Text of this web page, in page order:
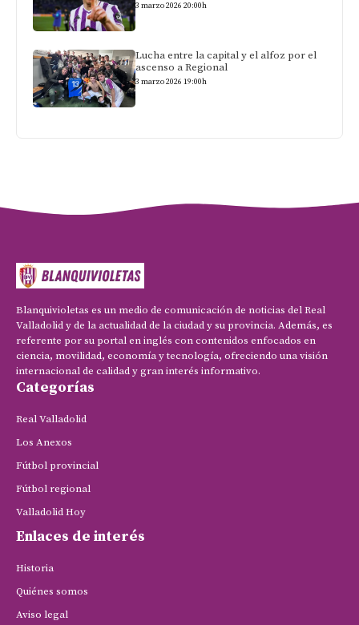
3 marzo 2026 20:00h
Lucha entre la capital y el alfoz por el
ascenso a Regional
3 marzo 2026 19:00h
Blanquivioletas es un medio de comunicación de noticias del Real
Valladolid y de la actualidad de la ciudad y su provincia. Además, es
referente por su portal en inglés con contenidos enfocados en
ciencia, movilidad, economía y tecnología, ofreciendo una visión
internacional de calidad y gran interés informativo.
Categorías
Real Valladolid
Los Anexos
Fútbol provincial
Fútbol regional
Valladolid Hoy
Enlaces de interés
Historia
Quiénes somos
Aviso legal